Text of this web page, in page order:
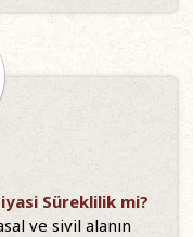
Süreklilik mi?
ve sivil alanın